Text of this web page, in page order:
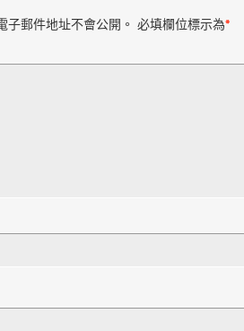
子郵件地址不會公開。 必填欄位標示為*